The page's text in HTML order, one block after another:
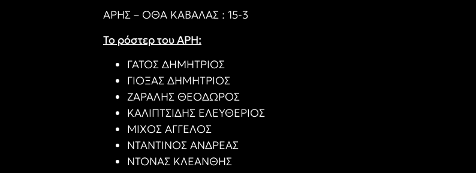
ΑΡΗΣ – ΟΘΑ ΚΑΒΑΛΑΣ : 15-3
Το ρόστερ του ΑΡΗ:
ΓΑΤΟΣ ΔΗΜΗΤΡΙΟΣ
ΓΙΟΞΑΣ ΔΗΜΗΤΡΙΟΣ
ΖΑΡΑΛΗΣ ΘΕΟΔΩΡΟΣ
ΚΑΛΙΠΤΣΙΔΗΣ ΕΛΕΥΘΕΡΙΟΣ
ΜΙΧΟΣ ΑΓΓΕΛΟΣ
ΝΤΑΝΤΙΝΟΣ ΑΝΔΡΕΑΣ
ΝΤΟΝΑΣ ΚΛΕΑΝΘΗΣ